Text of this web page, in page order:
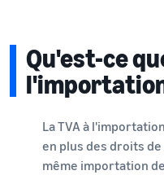
Qu'est-ce
La TVA à
en plus des droits
même importation